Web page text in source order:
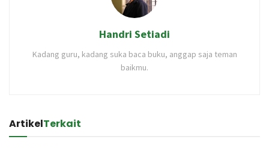
Handri Setiadi
Kadang guru, kadang suka baca buku, anggap saja teman
baikmu.
ArtikelTerkait